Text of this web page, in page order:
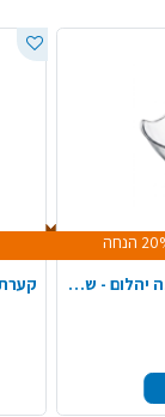
קערת פלסטיק אובלית קטנה יהלום - שקוף